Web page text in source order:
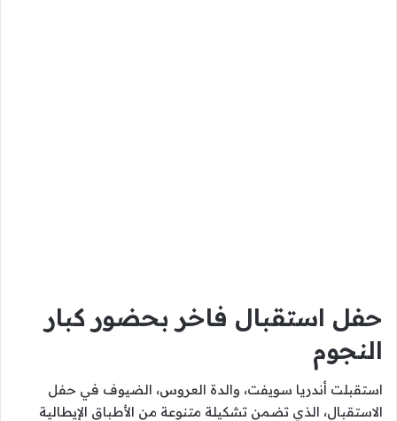
حفل استقبال فاخر بحضور كبار
النجوم
استقبلت أندريا سويفت، والدة العروس، الضيوف في حفل
الاستقبال، الذي تضمن تشكيلة متنوعة من الأطباق الإيطالية